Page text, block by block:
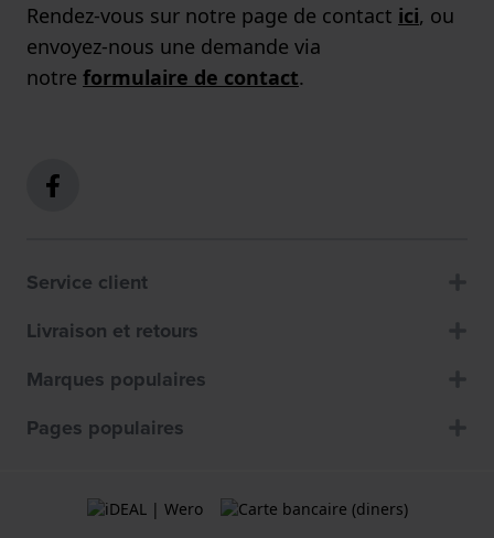
Rendez-vous sur notre page de contact ici, ou
envoyez-nous une demande via
notre formulaire de contact.
Service client
Livraison et retours
Marques populaires
Pages populaires